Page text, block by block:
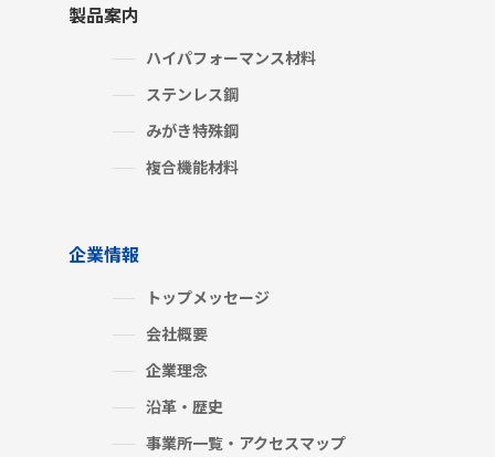
製品案内
ハイパフォーマンス材料
ステンレス鋼
みがき特殊鋼
複合機能材料
企業情報
トップメッセージ
会社概要
企業理念
沿革・歴史
事業所一覧・アクセスマップ